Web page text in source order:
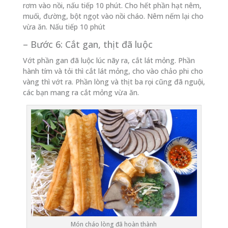
rơm vào nồi, nấu tiếp 10 phút. Cho hết phần hạt nêm,
muối, đường, bột ngọt vào nồi cháo. Nêm nếm lại cho
vừa ăn. Nấu tiếp 10 phút
– Bước 6: Cắt gan, thịt đã luộc
Vớt phần gan đã luộc lúc nãy ra, cắt lát mỏng. Phần
hành tím và tỏi thì cắt lát mỏng, cho vào chảo phi cho
vàng thì vớt ra. Phần lòng và thịt ba rọi cũng đã nguội,
các bạn mang ra cắt mỏng vừa ăn.
Món cháo lòng đã hoàn thành